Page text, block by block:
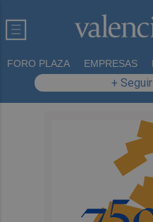
FORO PLAZA EMPRESAS
+